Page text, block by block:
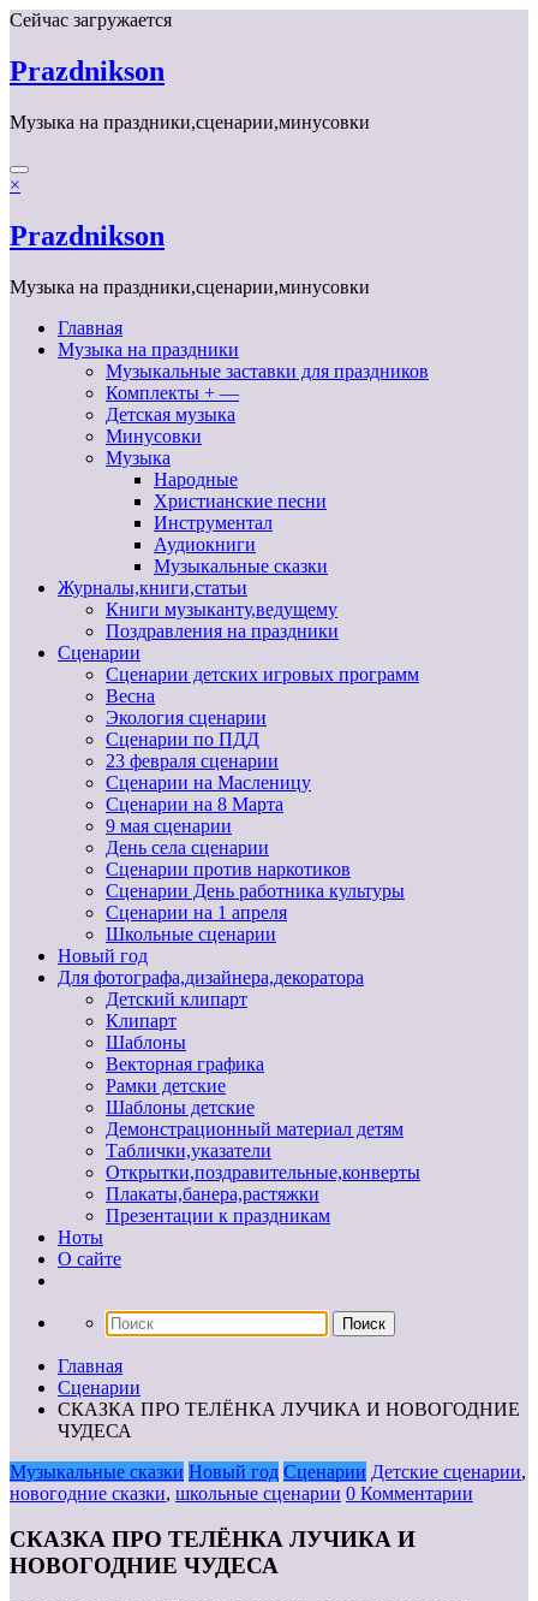
Перейти
содержимому
Сейчас загружается
Prazdnikson
Музыка на праздники,сценарии,минусовки
×
Prazdnikson
Музыка на праздники,сценарии,минусовки
Главная
Музыка на праздники
Музыкальные заставки для праздников
Комплекты + —
Детская музыка
Минусовки
Музыка
Народные
Христианские песни
Инструментал
Аудиокниги
Музыкальные сказки
Журналы,книги,статьи
Книги музыканту,ведущему
Поздравления на праздники
Сценарии
Сценарии детских игровых программ
Весна
Экология сценарии
Сценарии по ПДД
23 февраля сценарии
Сценарии на Масленицу
Сценарии на 8 Марта
9 мая сценарии
День села сценарии
Сценарии против наркотиков
Сценарии День работника культуры
Сценарии на 1 апреля
Школьные сценарии
Новый год
Для фотографа,дизайнера,декоратора
Детский клипарт
Клипарт
Шаблоны
Векторная графика
Рамки детские
Шаблоны детские
Демонстрационный материал детям
Таблички,указатели
Открытки,поздравительные,конверты
Плакаты,банера,растяжки
Презентации к праздникам
Ноты
О сайте
Главная
Сценарии
СКАЗКА ПРО ТЕЛЁНКА ЛУЧИКА И НОВОГОДНИЕ
ЧУДЕСА
Музыкальные сказки Новый год Сценарии Детские сценарии,
новогодние сказки, школьные сценарии 0 Комментарии
СКАЗКА ПРО ТЕЛЁНКА ЛУЧИКА И
НОВОГОДНИЕ ЧУДЕСА